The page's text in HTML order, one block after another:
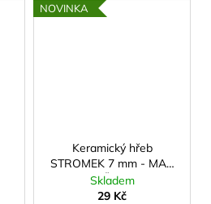
NOVINKA
Keramický hřeb
STROMEK 7 mm - MAX
STRANGMÜLLER Edition
Skladem
29 Kč